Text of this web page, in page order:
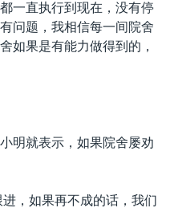
一直执行到现在，没有停
问题，我相信每一间院舍
如果是有能力做得到的，
明就表示，如果院舍屡劝
，如果再不成的话，我们